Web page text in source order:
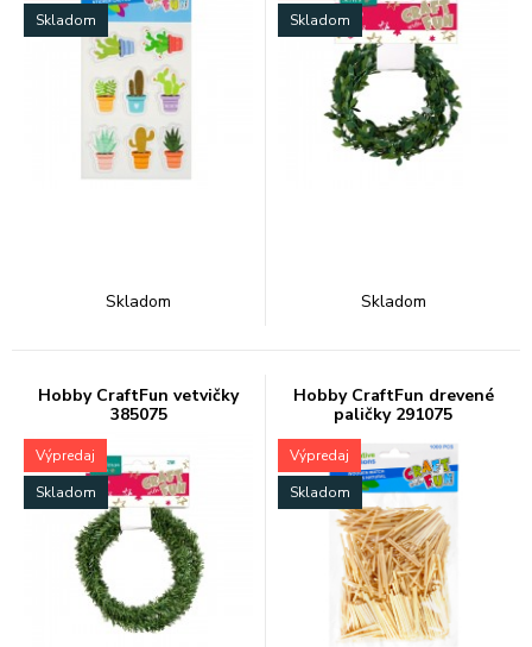
Skladom
Skladom
Skladom
Skladom
Hobby CraftFun vetvičky
385075
Výpredaj
Skladom
Hobby CraftFun drevené
paličky 291075
Výpredaj
Skladom